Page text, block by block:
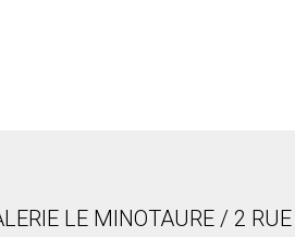
LE MINOTAURE / 2